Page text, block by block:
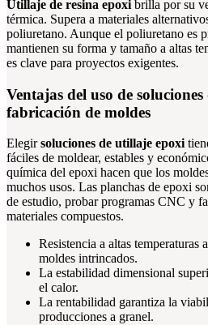
Utillaje de resina epoxi brilla por su
térmica. Supera a materiales
poliuretano. Aunque el poliuretano es
mantienen su forma y tamaño a altas
es clave para proyectos exigentes.
Ventajas del uso de
fabricación de moldes
Elegirsoluciones de utillaje epoxi
fáciles de moldear, estables y
química del epoxi hacen que los
muchos usos. Las planchas de epoxi
de estudio, probar programas CNC y
materiales compuestos.
Resistencia a altas temperaturas
moldes intrincados.
La estabilidad dimensional
el calor.
La rentabilidad garantiza la
producciones a granel.